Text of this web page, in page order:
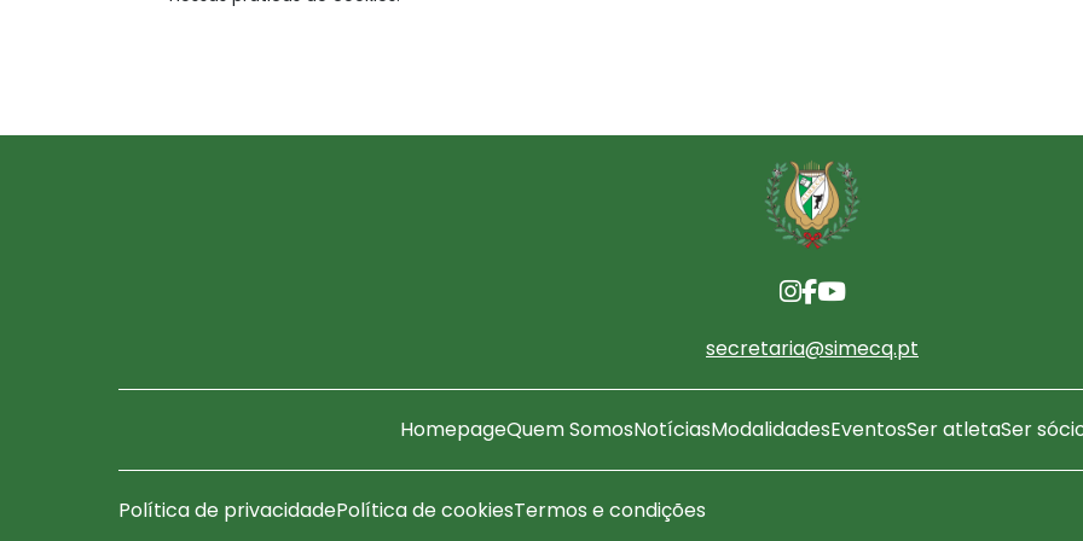
secretaria@simecq.pt
HomepageQuem SomosNotíciasModalidadesEventosSer atletaSer
Política de privacidadePolítica de cookiesTermos e condições